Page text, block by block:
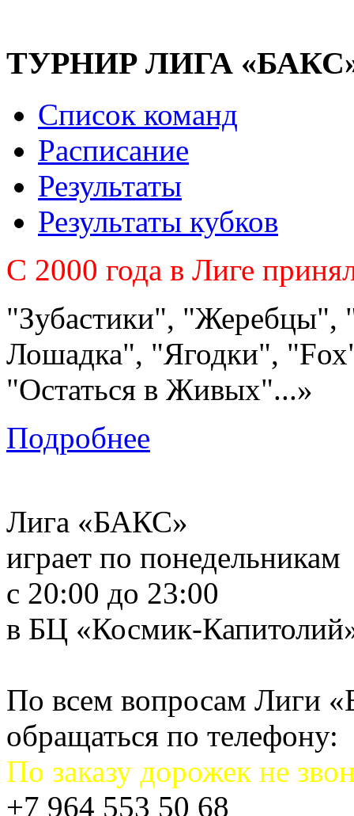
ТУРНИР ЛИГА
Список команд
Расписание
Результаты
Результаты кубков
C 2000 года в Лиге
"Зубастики", "Жеребцы",
Лошадка", "Ягодки",
"Остаться в Живых"...»
Подробнее
Лига «БАКС»
играет по понедельникам
с 20:00 до 23:00
в БЦ «Космик-
По всем вопросам Лиги
обращаться по телефону:
По заказу дорожек не
+7 964 553 50 68